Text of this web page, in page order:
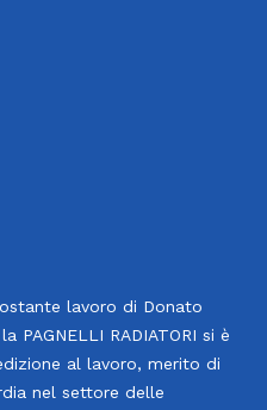
lavoro di Donato
PAGNELLI RADIATORI si è
al lavoro, merito di
nel settore delle